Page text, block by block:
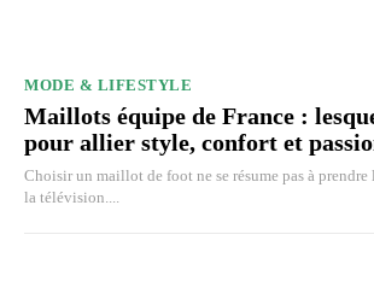
MODE & LIFESTYLE
Maillots équipe de France :
pour allier style, confort et
Choisir un maillot de foot ne se résume pas à
la télévision....